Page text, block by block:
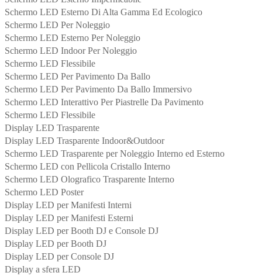
Schermo LED Esterno Di Alta Gamma Ed Ecologico
Schermo LED Per Noleggio
Schermo LED Esterno Per Noleggio
Schermo LED Indoor Per Noleggio
Schermo LED Flessibile
Schermo LED Per Pavimento Da Ballo
Schermo LED Per Pavimento Da Ballo Immersivo
Schermo LED Interattivo Per Piastrelle Da Pavimento
Schermo LED Flessibile
Display LED Trasparente
Display LED Trasparente Indoor&Outdoor
Schermo LED Trasparente per Noleggio Interno ed Esterno
Schermo LED con Pellicola Cristallo Interno
Schermo LED Olografico Trasparente Interno
Schermo LED Poster
Display LED per Manifesti Interni
Display LED per Manifesti Esterni
Display LED per Booth DJ e Console DJ
Display LED per Booth DJ
Display LED per Console DJ
Display a sfera LED